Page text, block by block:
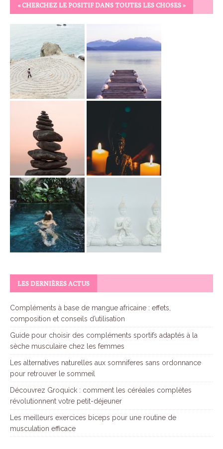
« CHERCHEZ LE POSITIF DANS TOUTES LES CHOSES »
LES DERNIÈRES ACTUS
Compléments à base de mangue africaine : effets,
composition et conseils d’utilisation
Guide pour choisir des compléments sportifs adaptés à la
sèche musculaire chez les femmes
Les alternatives naturelles aux somniferes sans ordonnance
pour retrouver le sommeil
Découvrez Groquick : comment les céréales complètes
révolutionnent votre petit-déjeuner
Les meilleurs exercices biceps pour une routine de
musculation efficace